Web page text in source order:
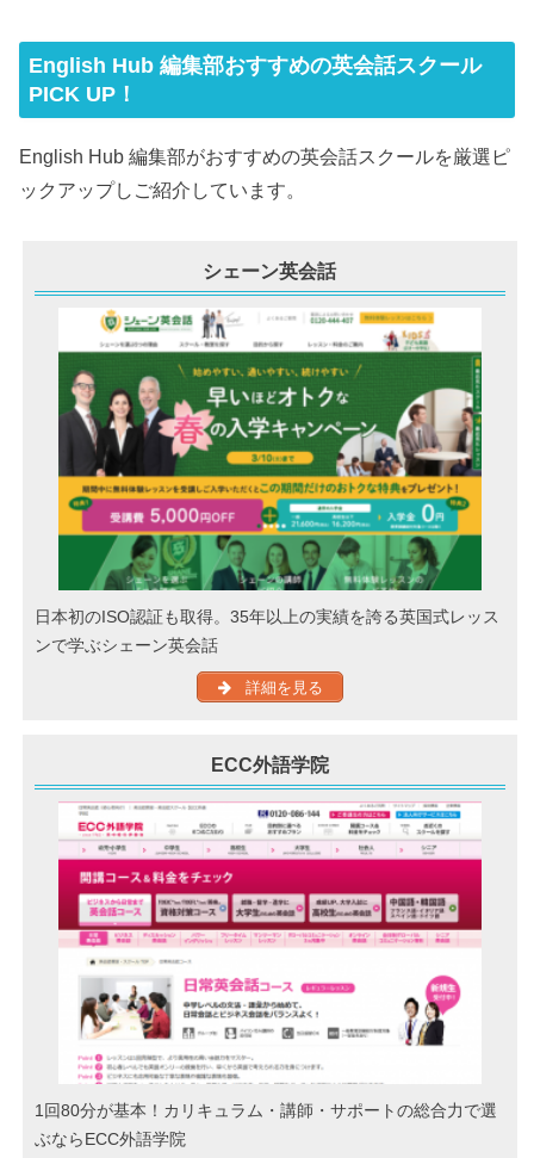
English Hub 編集部おすすめの英会話スクール
PICK UP！
English Hub 編集部がおすすめの英会話スクールを厳選ピ
ックアップしご紹介しています。
シェーン英会話
日本初のISO認証も取得。35年以上の実績を誇る英国式レッス
ンで学ぶシェーン英会話
詳細を見る
ECC外語学院
1回80分が基本！カリキュラム・講師・サポートの総合力で選
ぶならECC外語学院